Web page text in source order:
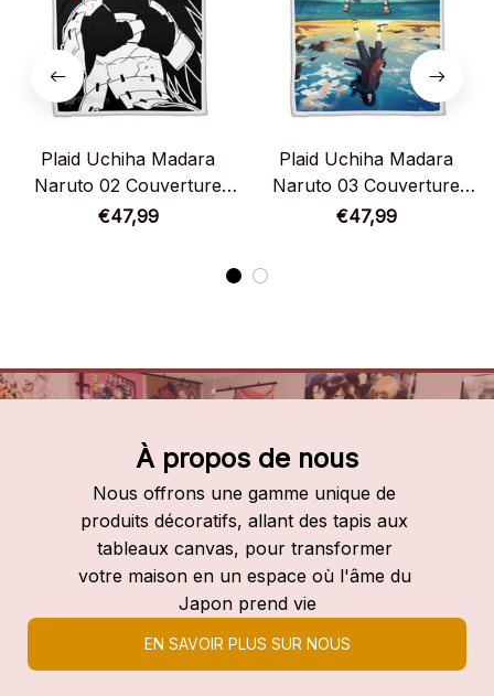
Plaid Uchiha Madara
Naruto 02 Couverture
Plaid Polaire Plaid Canapé
€47,99
Plaid Uchiha Madara
Naruto 03 Couverture
Plaid Polaire Plaid Canapé
€47,99
À propos de nous
Nous offrons une gamme unique de
produits décoratifs, allant des tapis aux
tableaux canvas, pour transformer
votre maison en un espace où l'âme du
Japon prend vie
EN SAVOIR PLUS SUR NOUS